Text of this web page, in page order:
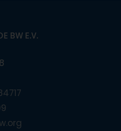
BW E.V.